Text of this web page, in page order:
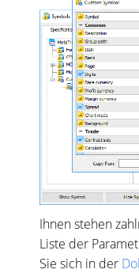
Ihnen stehen
Liste der
Sie sich in der